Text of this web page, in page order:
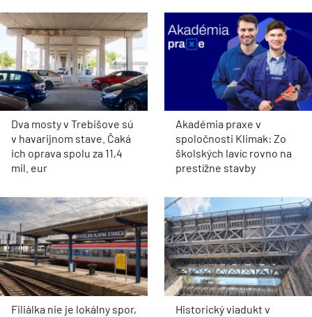
Dva mosty v Trebišove sú
v havarijnom stave. Čaká
ich oprava spolu za 11,4
mil. eur
Akadémia praxe v
spoločnosti Klimak: Zo
školských lavíc rovno na
prestížne stavby
Filiálka nie je lokálny spor,
Historický viadukt v